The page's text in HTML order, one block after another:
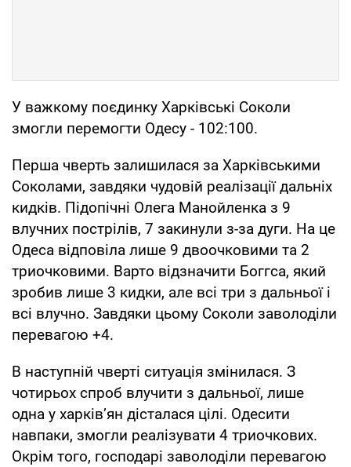
У важкому поєдинку Харківські Соколи
змогли перемогти Одесу - 102:100.
Перша чверть залишилася за Харківськими
Соколами, завдяки чудовій реалізації дальніх
кидків. Підопічні Олега Манойленка з 9
влучних пострілів, 7 закинули з-за дуги. На це
Одеса відповіла лише 9 двоочковими та 2
триочковими. Варто відзначити Боггса, який
зробив лише 3 кидки, але всі три з дальньої і
всі влучно. Завдяки цьому Соколи заволоділи
перевагою +4.
В наступній чверті ситуація змінилася. З
чотирьох спроб влучити з дальньої, лише
одна у харків’ян дісталася цілі. Одесити
навпаки, змогли реалізувати 4 триочкових.
Окрім того, господарі заволоділи перевагою